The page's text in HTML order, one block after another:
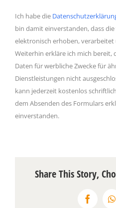
Ich habe die
bin damit einverstanden, dass
elektronisch erhoben,
Weiterhin erkläre ich mich bereit,
Daten für werbliche Zwecke für
Dienstleistungen nicht
kann jederzeit kostenlos
dem Absenden des Formulars
einverstanden.
Share This Story,